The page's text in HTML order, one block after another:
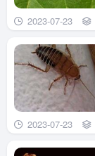
2023-07-23
2023-07-23